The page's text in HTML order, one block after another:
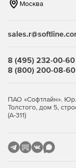
Москва
8 (495) 232-00-60
8 (800) 200-08-60
ПАО «Софтлайн». Юр.
Толстого, дом 5,
(А-311)